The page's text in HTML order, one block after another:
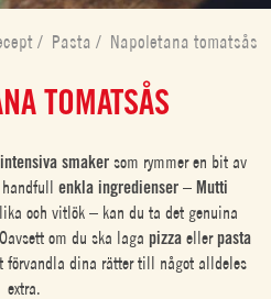
/ Pasta / Napoletana tomatsås
TOMATSÅS
intensiva smakersom rymmer en bit av
enkla ingredienser– Mutti
och vitlök – kan du ta det genuina
om du ska laga pizza ellerpasta
dina rätter till något alldeles
extra.